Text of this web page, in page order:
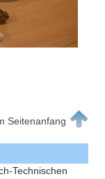
Seitenanfang
Technischen